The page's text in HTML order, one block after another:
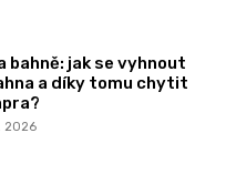
bahně: jak se vyhnout
a díky tomu chytit
2026